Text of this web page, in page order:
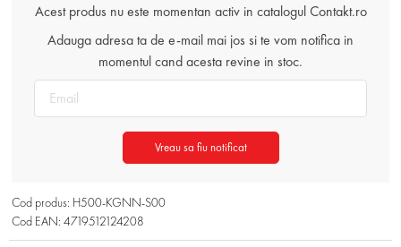
Acest produs nu este momentan activ in catalogul Contakt.ro
Adauga adresa ta de e-mail mai jos si te vom notifica in
momentul cand acesta revine in stoc.
Vreau sa fiu notificat
Cod produs: H500-KGNN-S00
Cod EAN: 4719512124208